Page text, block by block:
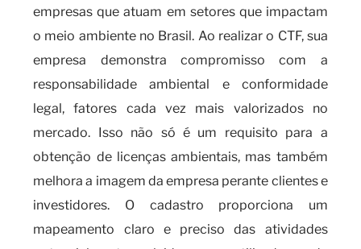
empresas que atuam em setores que impactam
o meio ambiente no Brasil. Ao realizar o CTF, sua
empresa demonstra compromisso com a
responsabilidade ambiental e conformidade
legal, fatores cada vez mais valorizados no
mercado. Isso não só é um requisito para a
obtenção de licenças ambientais, mas também
melhora a imagem da empresa perante clientes e
investidores. O cadastro proporciona um
mapeamento claro e preciso das atividades